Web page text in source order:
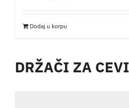
Dodaj u korpu
DRŽAČI ZA CEVI